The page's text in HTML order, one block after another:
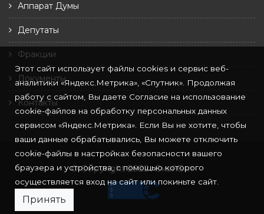
Аппарат Думы
Депутаты
Фракции
Документы
Контакты
© Copyright 2022 СкайБит
Этот сайт использует файлы cookies и сервис веб-
аналитики «Яндекс.Метрика», «Спутник». Продолжая
работу с сайтом, Вы даете Согласие на использование
cookie-файлов на обработку персональных данных
сервисом «Яндекс.Метрика». Если Вы не хотите, чтобы
ваши данные обрабатывались, Вы можете отключить
cookie-файлы в настройках безопасности вашего
браузера и устройства, с помощью которого
осуществляется вход на сайт или покиньте сайт.
Принять